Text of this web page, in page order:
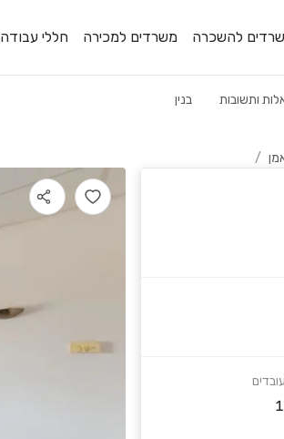
להשכרה משרדים למכירה חללי עבודה
ותשובות בנין
/